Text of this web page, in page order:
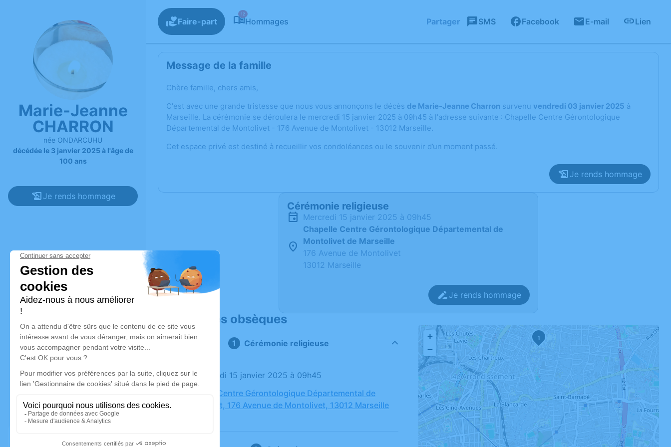
Marie-Jeanne
CHARRON
née ONDARCUHU
décédée le 3 janvier 2025 à l'âge de
100 ans
Je rends hommage
Faire-part
12
Hommages Partager SMS Facebook E-mail Lien
Message de la famille
Chère famille, chers amis,
C'est avec une grande tristesse que nous vous annonçons le décès de Marie-Jeanne Charron survenu vendredi 03 janvier 2025 à
Marseille. La cérémonie se déroulera le mercredi 15 janvier 2025 à 09h45 à l'adresse suivante : Chapelle Centre Gérontologique
Départemental de Montolivet - 176 Avenue de Montolivet - 13012 Marseille.
Cet espace privé est destiné à recueillir vos condoléances ou le souvenir d’un moment passé.
Je rends hommage
Cérémonie religieuse
mercredi 15 janvier 2025 à 09h45
Chapelle Centre Gérontologique Départemental de
Montolivet de Marseille
176 Avenue de Montolivet
13012 Marseille
Je rends hommage
Déroulé des obsèques
Cérémonie religieuse
Le mercredi 15 janvier 2025 à 09h45
Chapelle Centre Gérontologique Départemental de
Montolivet, 176 Avenue de Montolivet, 13012 Marseille
1
+
−